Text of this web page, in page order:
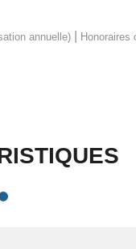
annuelle) Honoraires